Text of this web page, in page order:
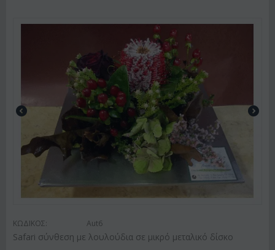
ΚΩΔΙΚΟΣ: Aut6
Safari σύνθεση με λουλούδια σε μικρό μεταλικό δίσκο